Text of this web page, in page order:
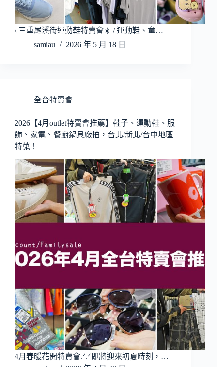
\ 三重尾溪街運動鞋特賣會☀️ / 運動鞋、童…
samiau
2026 年 5 月 18 日
全台特賣會
2026【4月outlet特賣會推薦】鞋子、運動鞋、服
飾、家電、餐廚鍋具廠拍，台北/新北/台中地區
特蒐！
4月春暖花開特賣會.ᐟ.ᐟ即將迎來初夏時刻，…